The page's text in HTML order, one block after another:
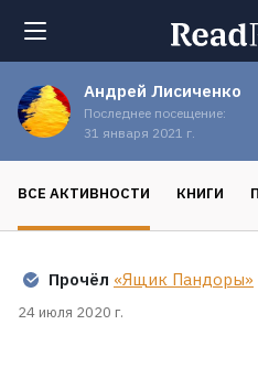
Поиск
Книги
Андрей Лисиченко
Последнее посещение:
31 января 2021 г.
ВСЕ АКТИВНОСТИ КНИГИ
Прочёл «Ящик Пандоры»
24 июля 2020 г.